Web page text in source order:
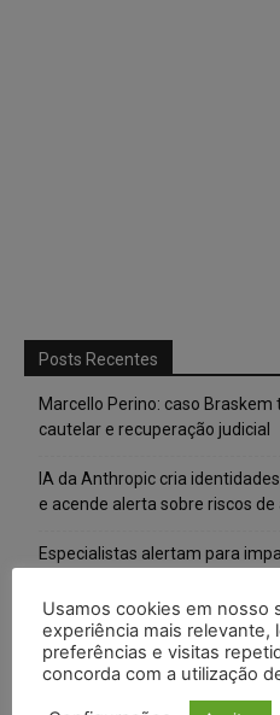
Posts Recentes
Marcello Perino: caso
cautelar e recuperação judicial
IA da Anthropic cria
e acende alerta sobre riscos
Especialistas alertam para
TSE reforça que sistemas das
invioláveis após assinatura
STF inicia julgamento sobre
Usamos cookies em nosso
experiência mais relevante,
preferências e visitas
concorda com a utilização